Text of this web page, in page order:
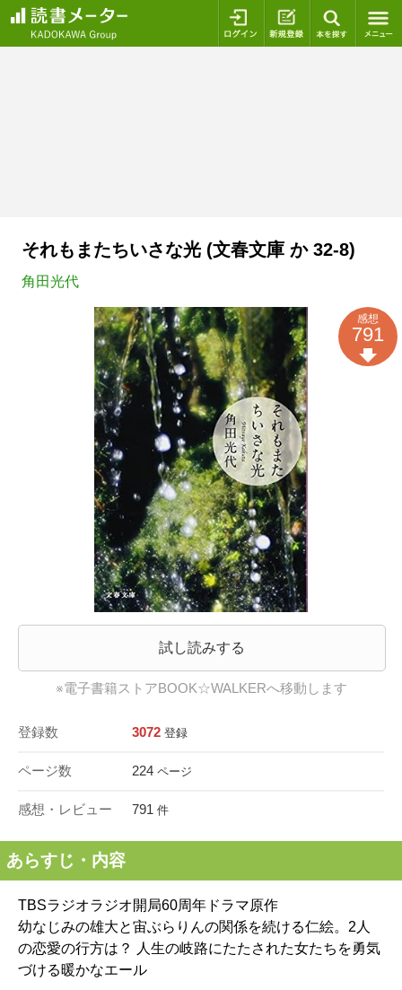
ログイン 新規登録
それもまたちいさな光 (文春文庫 か 32-8)
角田光代
試し読みする
※電子書籍ストアBOOK☆WALKERへ移動します
登録数 3072 登録
ページ数 224 ページ
感想・レビュー 791 件
感想
791
あらすじ・内容
TBSラジオラジオ開局60周年ドラマ原作
幼なじみの雄大と宙ぶらりんの関係を続ける仁絵。2人
の恋愛の行方は？ 人生の岐路にたたされた女たちを勇気
づける暖かなエール